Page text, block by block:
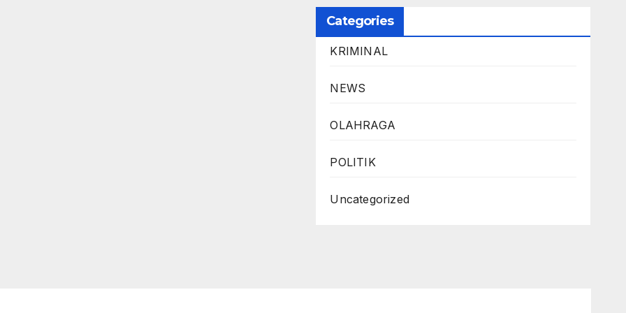
Categories
KRIMINAL
NEWS
OLAHRAGA
POLITIK
Uncategorized